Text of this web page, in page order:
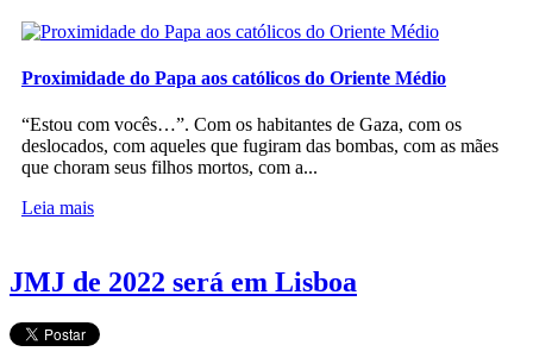
Proximidade do Papa aos católicos do Oriente Médio
“Estou com vocês…”. Com os habitantes de Gaza, com os
deslocados, com aqueles que fugiram das bombas, com as mães
que choram seus filhos mortos, com a...
Leia mais
JMJ de 2022 será em Lisboa